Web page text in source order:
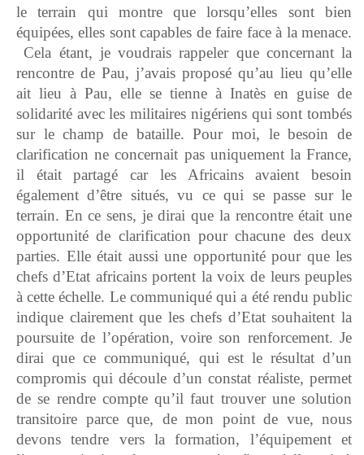
le terrain qui montre que lorsqu’elles sont bien
équipées, elles sont capables de faire face à la menace.
Cela étant, je voudrais rappeler que concernant la
rencontre de Pau, j’avais proposé qu’au lieu qu’elle
ait lieu à Pau, elle se tienne à Inatès en guise de
solidarité avec les militaires nigériens qui sont tombés
sur le champ de bataille. Pour moi, le besoin de
clarification ne concernait pas uniquement la France,
il était partagé car les Africains avaient besoin
également d’être situés, vu ce qui se passe sur le
terrain. En ce sens, je dirai que la rencontre était une
opportunité de clarification pour chacune des deux
parties. Elle était aussi une opportunité pour que les
chefs d’Etat africains portent la voix de leurs peuples
à cette échelle. Le communiqué qui a été rendu public
indique clairement que les chefs d’Etat souhaitent la
poursuite de l’opération, voire son renforcement. Je
dirai que ce communiqué, qui est le résultat d’un
compromis qui découle d’un constat réaliste, permet
de se rendre compte qu’il faut trouver une solution
transitoire parce que, de mon point de vue, nous
devons tendre vers la formation, l’équipement et